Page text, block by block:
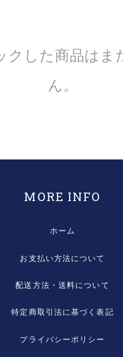
クした商品はま
ん。
MORE INFO
ホーム
お支払い方法について
配送方法・送料について
特定商取引法に基づく表記
プライバシーポリシー